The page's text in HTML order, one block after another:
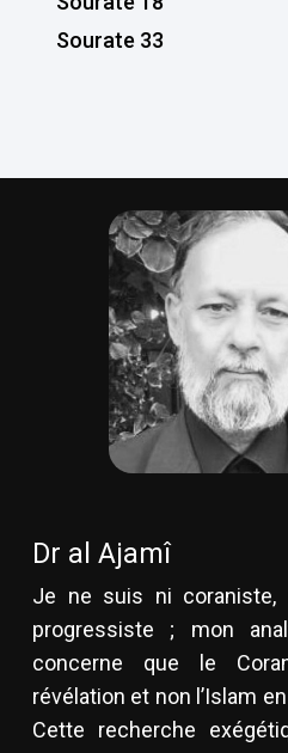
Sourate 33
Dr al Ajamî
Je ne suis ni coraniste,
progressiste ; mon
concerne que le
révélation et non l’Islam
Cette recherche